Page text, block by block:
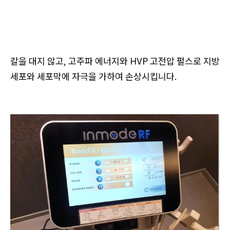
칼을 대지 않고, 고주파 에너지와 HVP 고전압 펄스로 지방
세포와 세포막에 자극을 가하여 손상시킵니다.